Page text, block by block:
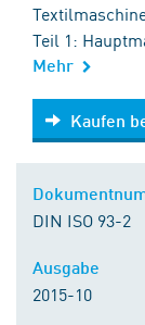
Teil 1:
Mehr
Kaufen bei
Kaufen
DIN ISO 93-2
2015-10